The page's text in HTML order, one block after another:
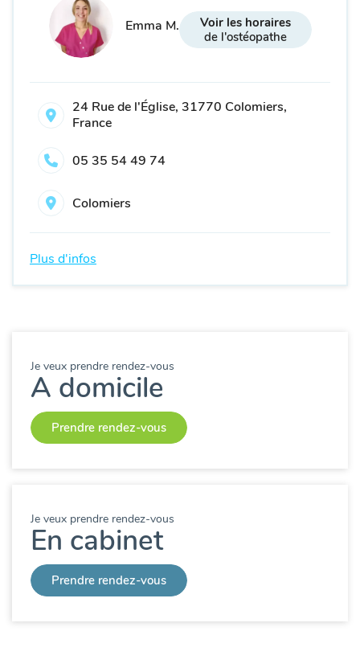
Emma M.
Voir les horaires
de l'ostéopathe
24 Rue de l'Église, 31770 Colomiers,
France
05 35 54 49 74
Colomiers
Plus d'infos
Je veux prendre rendez-vous
A domicile
Prendre rendez-vous
Je veux prendre rendez-vous
En cabinet
Prendre rendez-vous